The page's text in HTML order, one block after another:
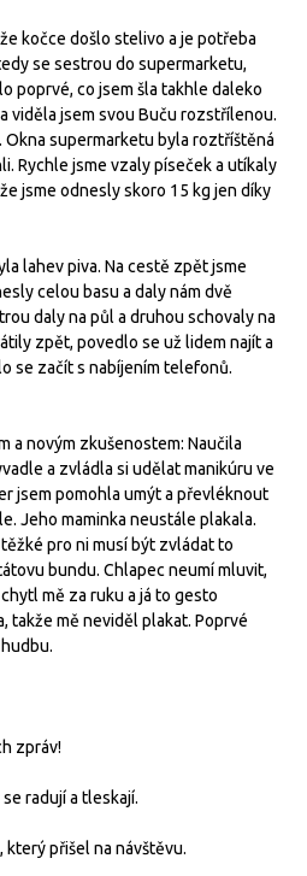
kočce došlo stelivo a je potřeba
se sestrou do supermarketu,
poprvé, co jsem šla takhle daleko
viděla jsem svou Buču rozstřílenou.
supermarketu byla roztříštěná
Rychle jsme vzaly píseček a utíkaly
jsme odnesly skoro 15 kg jen díky
lahev piva. Na cestě zpět jsme
celou basu a daly nám dvě
daly na půl a druhou schovaly na
zpět, povedlo se už lidem najít a
se začít s nabíjením telefonů.
a novým zkušenostem: Naučila
a zvládla si udělat manikúru ve
jsem pomohla umýt a převléknout
Jeho maminka neustále plakala.
pro ni musí být zvládat to
bundu. Chlapec neumí mluvit,
mě za ruku a já to gesto
takže mě neviděl plakat. Poprvé
zpráv!
radují a tleskají.
který přišel na návštěvu.